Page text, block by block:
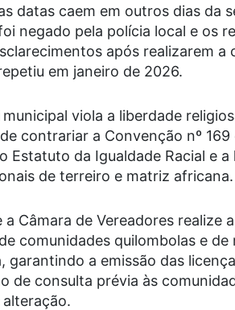
datas caem em outros dias da
negado pela polícia local e os
após realizarem a
em janeiro de 2026.
viola a liberdade
contrariar a Convenção nº
Estatuto da Igualdade Racial e a
de terreiro e matriz africana.
a Câmara de Vereadores realize
comunidades quilombolas e
garantindo a emissão das
de consulta prévia às